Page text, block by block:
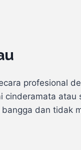
profesional
dan tidak